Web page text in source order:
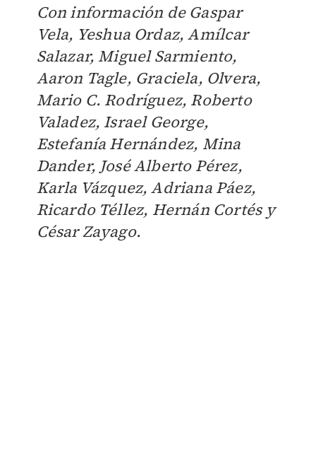
Con información de Gaspar
Vela, Yeshua Ordaz, Amílcar
Salazar, Miguel Sarmiento,
Aaron Tagle, Graciela, Olvera,
Mario C. Rodríguez, Roberto
Valadez, Israel George,
Estefanía Hernández, Mina
Dander, José Alberto Pérez,
Karla Vázquez, Adriana Páez,
Ricardo Téllez, Hernán Cortés y
César Zayago.